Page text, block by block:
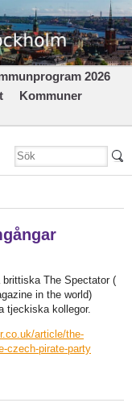
2026
Kommuner
The Spectator (
in the world)
tjeckiska kollegor.
article/the-
czech-pirate-party